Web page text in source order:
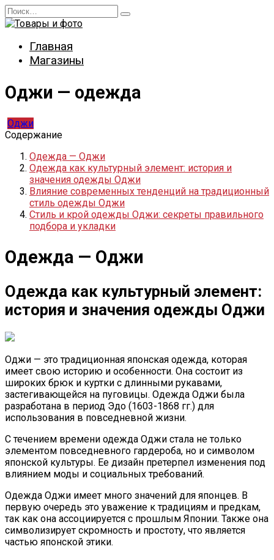
Перейти
к
Search
for:
Главная
Магазины
Оджи — одежда
Оджи
Содержание
Одежда — Оджи
Одежда как культурный элемент: история и
значения одежды Оджи
Влияние современных тенденций на традиционный
стиль одежды Оджи
Стиль и крой одежды Оджи: секреты правильного
подбора и укладки
Одежда — Оджи
Одежда как культурный элемент:
история и значения одежды Оджи
Оджи — это традиционная японская одежда, которая
имеет свою историю и особенности. Она состоит из
широких брюк и куртки с длинными рукавами,
застегивающейся на пуговицы. Одежда Оджи была
разработана в период Эдо (1603-1868 гг.) для
использования в повседневной жизни.
С течением времени одежда Оджи стала не только
элементом повседневного гардероба, но и символом
японской культуры. Ее дизайн претерпел изменения под
влиянием моды и социальных требований.
Одежда Оджи имеет много значений для японцев. В
первую очередь это уважение к традициям и предкам,
так как она ассоциируется с прошлым Японии. Также она
символизирует скромность и простоту, что является
частью японской этики.